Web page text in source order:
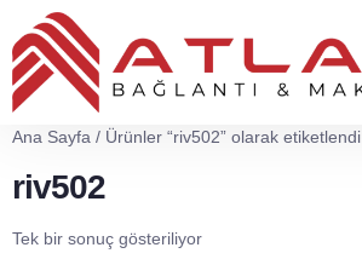
Ana Sayfa / Ürünler “riv502” olarak etiketlendi
riv502
Tek bir sonuç gösteriliyor